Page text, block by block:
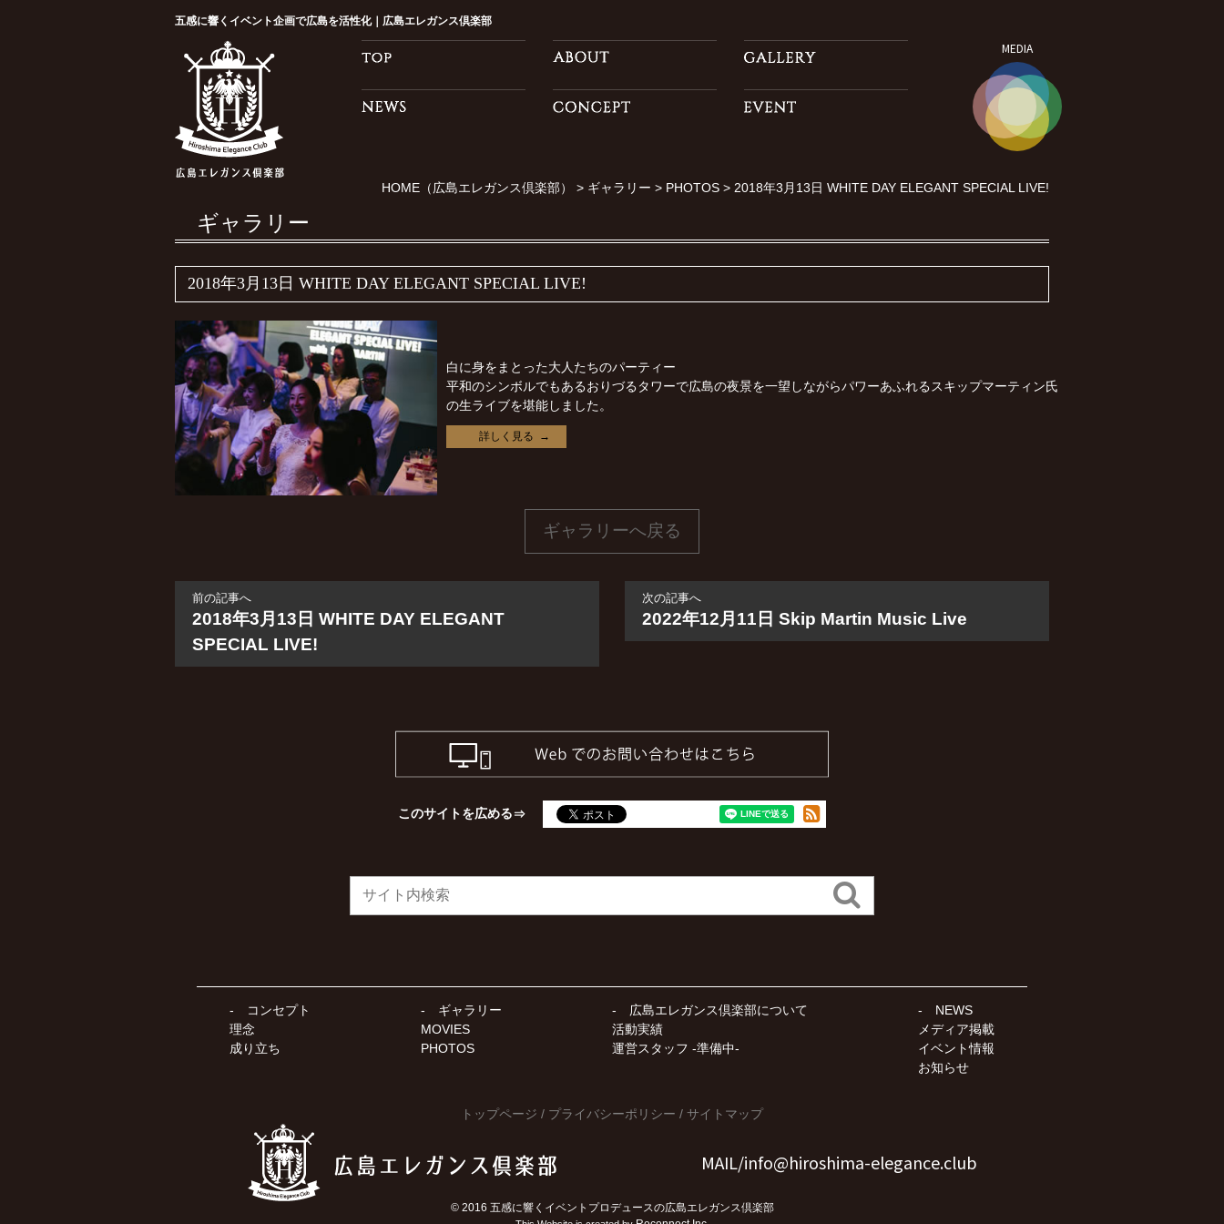
五感に響くイベント企画で広島を活性化｜広島エレガンス倶楽部
MEDIA
HOME（広島エレガンス倶楽部） > ギャラリー > PHOTOS > 2018年3月13日 WHITE DAY ELEGANT SPECIAL LIVE!
ギャラリー
2018年3月13日 WHITE DAY ELEGANT SPECIAL LIVE!
白に身をまとった大人たちのパーティー
平和のシンボルでもあるおりづるタワーで広島の夜景を一望しながらパワーあふれるスキップマーティン氏
の生ライブを堪能しました。
詳しく見る
ギャラリーへ戻る
前の記事へ
2018年3月13日 WHITE DAY ELEGANT
SPECIAL LIVE!
次の記事へ
2022年12月11日 Skip Martin Music Live
このサイトを広める
コンセプト
理念
成り立ち
ギャラリー
MOVIES
PHOTOS
広島エレガンス倶楽部について
活動実績
運営スタッフ -準備中-
NEWS
メディア掲載
イベント情報
お知らせ
トップページ プライバシーポリシー サイトマップ
MAIL/info@hiroshima-elegance.club
© 2016 五感に響くイベントプロデュースの広島エレガンス倶楽部